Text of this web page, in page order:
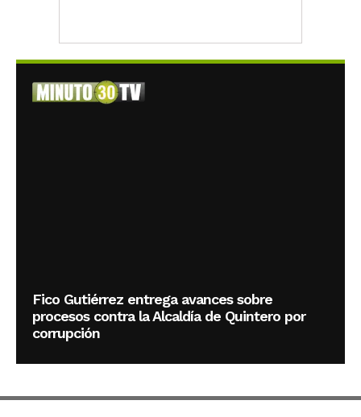
Fico Gutiérrez entrega avances sobre
procesos contra la Alcaldía de Quintero por
corrupción